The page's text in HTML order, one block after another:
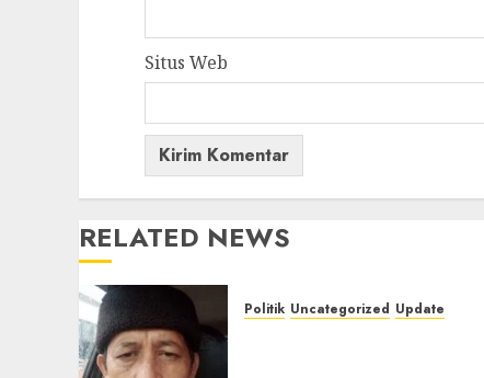
Situs Web
RELATED NEWS
Politik Uncategorized Update